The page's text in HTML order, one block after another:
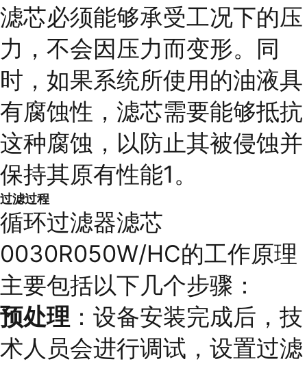
滤芯必须能够承受工况下的压
力，不会因压力而变形。同
时，如果系统所使用的油液具
有腐蚀性，滤芯需要能够抵抗
这种腐蚀，以防止其被侵蚀并
保持其原有性能1。
过滤过程
循环过滤器滤芯
0030R050W/HC的工作原理
主要包括以下几个步骤：
预处理 ：设备安装完成后，技
术人员会进行调试，设置过滤